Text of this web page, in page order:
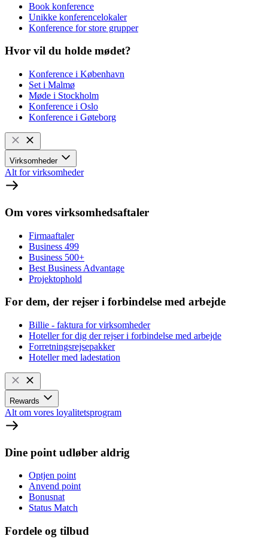
Book konference
Unikke konferencelokaler
Konference for store grupper
Hvor vil du holde mødet?
Konference i København
Set i Malmø
Møde i Stockholm
Konference i Oslo
Konference i Gøteborg
Virksomheder
Alt for virksomheder
Om vores virksomhedsaftaler
Firmaaftaler
Business 499
Business 500+
Best Business Advantage
Projektophold
For dem, der rejser i forbindelse med arbejde
Billie - faktura for virksomheder
Hoteller for dig der rejser i forbindelse med arbejde
Forretningsrejsepakker
Hoteller med ladestation
Rewards
Alt om vores loyalitetsprogram
Dine point udløber aldrig
Optjen point
Anvend point
Bonusnat
Status Match
Fordele og tilbud